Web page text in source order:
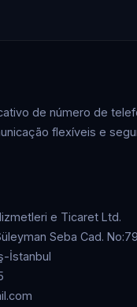
de número de
flexíveis e
e Ticaret Ltd.
Seba Cad. No:79
İstanbul